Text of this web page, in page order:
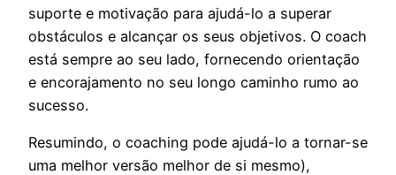
suporte e motivação para ajudá-lo a superar
obstáculos e alcançar os seus objetivos. O coach
está sempre ao seu lado, fornecendo orientação
e encorajamento no seu longo caminho rumo ao
sucesso.
Resumindo, o coaching pode ajudá-lo a tornar-se
uma melhor versão melhor de si mesmo),